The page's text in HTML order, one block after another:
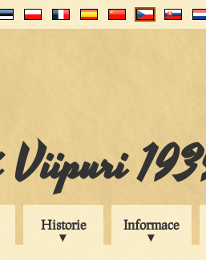
Historie Informace